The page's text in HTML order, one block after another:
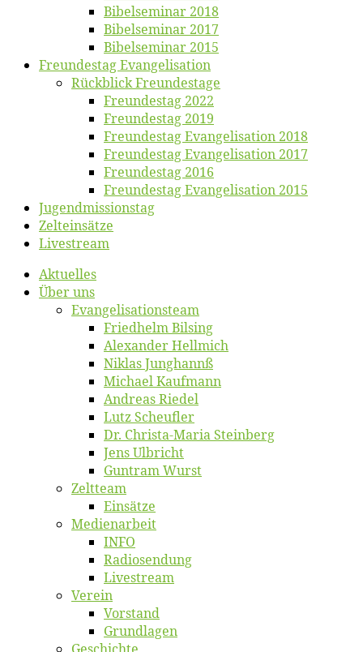
Bi­bel­se­mi­nar 2018
Bibelsemi­nar 2017
Bibelsemi­nar 2015
Freun­des­tag Evangelisation
Rück­blick Freundestage
Freun­des­tag 2022
Freun­des­tag 2019
Freun­des­tag Evan­ge­li­sa­ti­on 2018
Freun­des­tag Evan­ge­li­sa­ti­on 2017
Freun­des­tag 2016
Freun­des­tag Evan­ge­li­sa­ti­on 2015
Jugend­mis­sions­tag
Zelt­ein­sät­ze
Live­stream
Ak­tu­el­les
Über uns
Evangelisa­tions­team
Fried­helm Bilsing
Alex­an­der Hellmich
Ni­klas Junghannß
Mi­cha­el Kaufmann
An­dre­as Riedel
Lutz Scheuf­ler
Dr. Chris­­ta-Ma­ria Steinberg
Jens Ulb­richt
Gun­tram Wurst
Zelt­team
Ein­sät­ze
Me­di­en­ar­beit
INFO
Ra­dio­sen­dung
Live­stream
Ver­ein
Vor­stand
Grund­la­gen